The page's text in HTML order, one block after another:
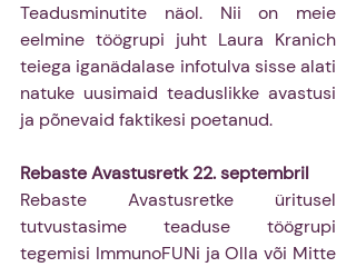
Teadusminutite näol. Nii on meie
eelmine töögrupi juht Laura Kranich
teiega iganädalase infotulva sisse alati
natuke uusimaid teaduslikke avastusi
ja põnevaid faktikesi poetanud.
Rebaste Avastusretk 22. septembril
Rebaste Avastusretke üritusel
tutvustasime teaduse töögrupi
tegemisi ImmunoFUNi ja Olla või Mitte